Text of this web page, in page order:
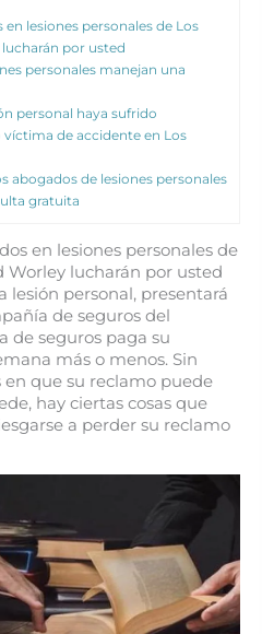
lesiones personales de Los
por usted
personales manejan una
personal haya sufrido
de accidente en Los
abogados de lesiones personales
gratuita
en lesiones personales de
Worley lucharán por usted
lesión personal, presentará
de seguros del
de seguros paga su
más o menos. Sin
que su reclamo puede
hay ciertas cosas que
a perder su reclamo